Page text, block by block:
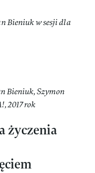
Bieniuk w sesji dla
Bieniuk, Szymon
2017 rok
życzenia